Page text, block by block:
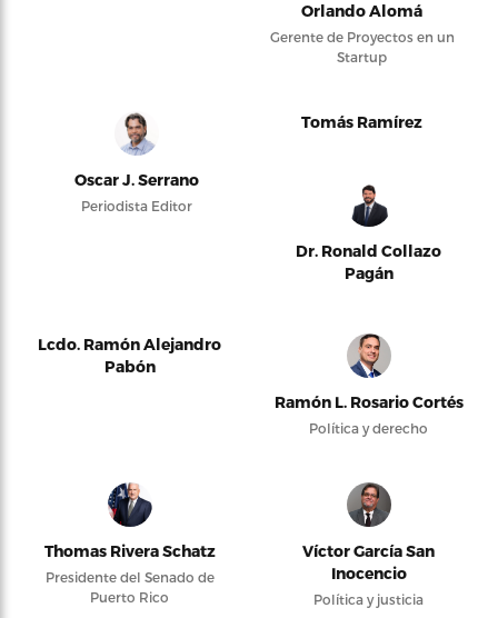
Orlando Alomá
Gerente de Proyectos en un
Startup
Oscar J. Serrano
Periodista Editor
Tomás Ramírez
Dr. Ronald Collazo
Pagán
Lcdo. Ramón Alejandro
Pabón
Ramón L. Rosario Cortés
Política y derecho
Thomas Rivera Schatz
Presidente del Senado de
Puerto Rico
Víctor García San
Inocencio
Política y justicia